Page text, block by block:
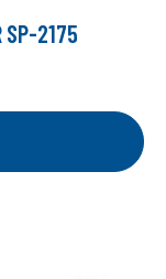
SP-2175